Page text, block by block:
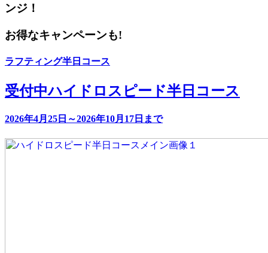
ンジ！
お得なキャンペーンも!
ラフティング半日コース
受付中ハイドロスピード半日コース
2026年4月25日～2026年10月17日まで